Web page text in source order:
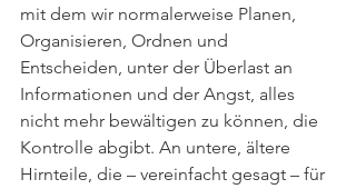
mit dem wir normalerweise Planen,
Organisieren, Ordnen und
Entscheiden, unter der Überlast an
Informationen und der Angst, alles
nicht mehr bewältigen zu können, die
Kontrolle abgibt. An untere, ältere
Hirnteile, die – vereinfacht gesagt – für